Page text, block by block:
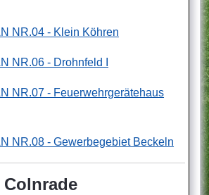
NR.04 - Klein Köhren
NR.06 - Drohnfeld I
NR.07 - Feuerwehrgerätehaus
NR.08 - Gewerbegebiet Beckeln
Colnrade